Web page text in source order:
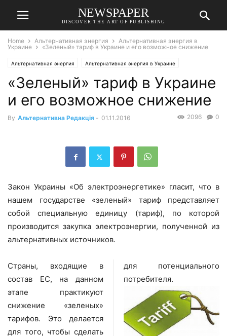
NEWSPAPER
DISCOVER THE ART OF PUBLISHING
Home Альтернативная энергия
Альтернативная энергия в
Украине
«Зеленый» тариф в Украине и его возможное снижение
Альтернативная энергия Альтернативная энергия в Украине
«Зеленый» тариф в Украине
и его возможное снижение
By Альтернативна Редакція - 01.11.2016 0
2096
Закон Украины «Об электроэнергетике» гласит, что в
нашем государстве «зеленый» тариф представляет
собой специальную единицу (тариф), по которой
производится закупка электроэнергии, полученной из
альтернативных источников.
Cтраны, входящие в
состав ЕС, на данном
этапе практикуют
снижение «зеленых»
тарифов. Это делается
для того, чтобы сделать
для потенциального
потребителя.